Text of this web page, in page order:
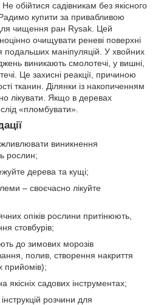
обійтися садівникам без якісного
купити за привабливою
чищення ран Rysak. Цей
очищувати реневі поверхні
подальших маніпуляцій. У хвойних
виникають смолотечі, у вишні,
Це захисні реакції, причиною
тканин. Ділянки із накопиченням
лікувати. Якщо в деревах
«пломбувати».
виникнення
рослин;
дерева та кущі;
– своєчасно лікуйте
опіків рослини притінюють,
стовбурів;
до зимових морозів
полив, створення накриття
прийомів);
якісніх садових інструментах;
розчини для